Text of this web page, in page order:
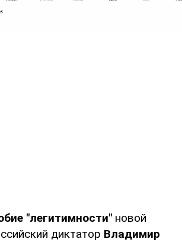
"легитимности" новой
диктатор Владимир